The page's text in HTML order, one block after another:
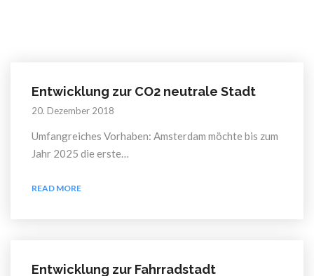
Entwicklung zur CO2 neutrale Stadt
20. Dezember 2018
Umfangreiches Vorhaben: Amsterdam möchte bis zum
Jahr 2025 die erste…
READ MORE
Entwicklung zur Fahrradstadt